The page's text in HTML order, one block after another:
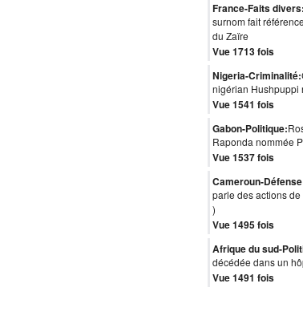
France-Faits divers:
surnom fait
du Zaïre
Vue 1713 fois
Nigeria-Criminalité:
nigérian Hushpuppi
Vue 1541 fois
Gabon-Politique:
Raponda nommée
Vue 1537 fois
Cameroun-
parle des actions
)
Vue 1495 fois
Afrique du sud-
décédée dans un
Vue 1491 fois